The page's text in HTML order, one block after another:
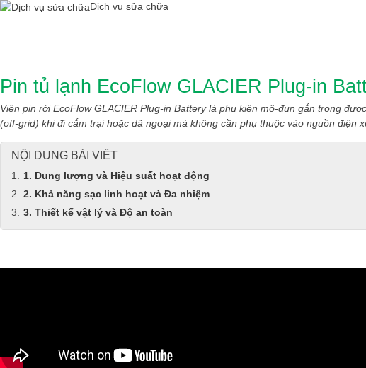
Dịch vụ sửa chữa
Pin tủ lạnh EcoFlow GLACIER Plug-in
Viên pin rời EcoFlow GLACIER Plug-in Battery là phụ kiện mô-đun gắn trong
(off-grid) khi đi cắm trại hoặc dã ngoại mà không cần phụ thuộc vào nguồn điện
NỘI DUNG BÀI VIẾT
1. Dung lượng và Hiệu suất hoạt động
2. Khả năng sạc linh hoạt và Đa nhiệm
3. Thiết kế vật lý và Độ an toàn